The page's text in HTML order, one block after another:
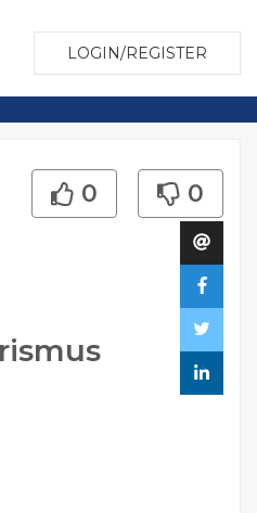
LOGIN/REGISTER
0 0